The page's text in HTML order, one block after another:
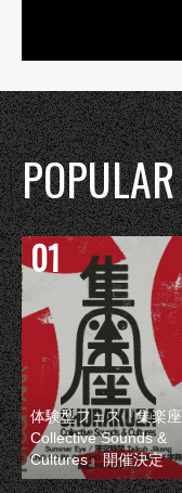
POPULAR
体験型フェス『集楽座
Collective Sounds &
Cultures』開催決定